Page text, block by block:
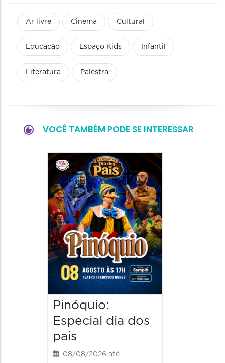
Ar livre Cinema Cultural
Educação Espaço Kids Infantil
Literatura Palestra
VOCÊ TAMBÉM PODE SE INTERESSAR
Pinóquio:
Especial dia dos
pais
08/08/2026 até